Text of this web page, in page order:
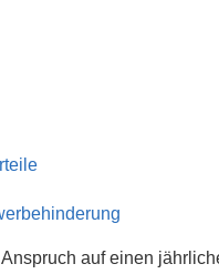
auf einen